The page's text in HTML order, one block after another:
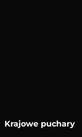
Krajowe puchary